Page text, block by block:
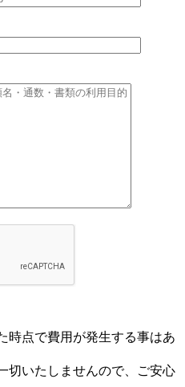
時点で費用が発生する事はあ
切いたしませんので、ご安心